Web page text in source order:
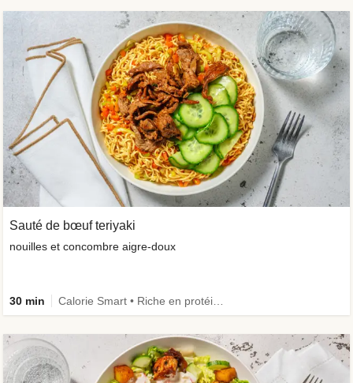
Sauté de bœuf teriyaki
nouilles et concombre aigre-doux
30 min